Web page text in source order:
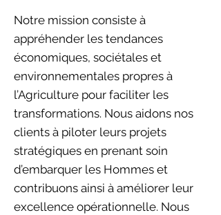
Notre mission consiste à
appréhender les tendances
économiques, sociétales et
environnementales propres à
l’Agriculture pour faciliter les
transformations. Nous aidons nos
clients à piloter leurs projets
stratégiques en prenant soin
d’embarquer les Hommes et
contribuons ainsi à améliorer leur
excellence opérationnelle. Nous